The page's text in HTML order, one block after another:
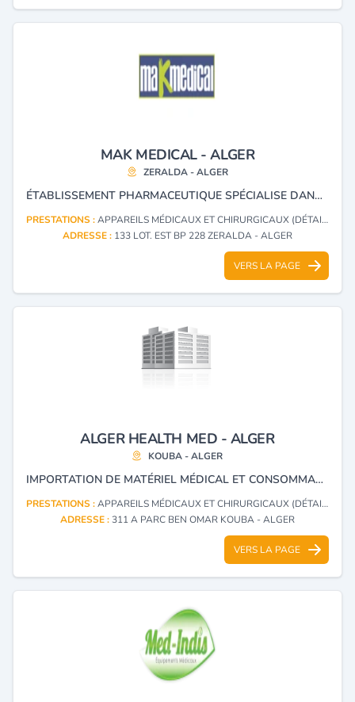
MAK MEDICAL - ALGER
ZERALDA - ALGER
ÉTABLISSEMENT PHARMACEUTIQUE SPÉCIALISE DANS L’IMPORTATION DE DISPOSITIFS MÉDICAUX, EXERÇANT UNE ACTIVITÉ ENTIÈREMENT RÉGLEMENTÉE.
PRESTATIONS :APPAREILS MÉDICAUX ET CHIRURGICAUX (DÉTAIL)
ADRESSE : 133 LOT. EST BP 228 ZERALDA - ALGER
VERS LA PAGE
ALGER HEALTH MED - ALGER
KOUBA - ALGER
IMPORTATION DE MATÉRIEL MÉDICAL ET CONSOMMABLES CŒLIOSCOPIE INSTRUMENTATION.
PRESTATIONS :APPAREILS MÉDICAUX ET CHIRURGICAUX (DÉTAIL)
ADRESSE :311 A PARC BEN OMAR KOUBA - ALGER
VERS LA PAGE